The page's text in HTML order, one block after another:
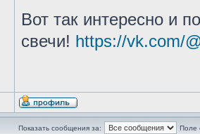
Вот так интересно и
свечи! https://vk.com/
Показать сообщения за: Поле